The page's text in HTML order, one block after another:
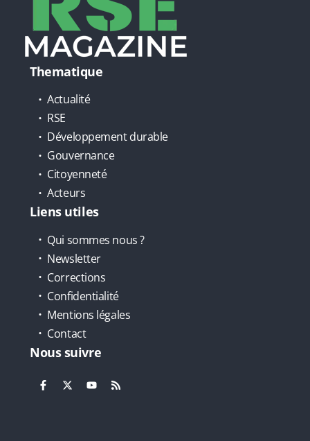
Thematique
Actualité
RSE
Développement durable
Gouvernance
Citoyenneté
Acteurs
Liens utiles
Qui sommes nous ?
Newsletter
Corrections
Confidentialité
Mentions légales
Contact
Nous suivre